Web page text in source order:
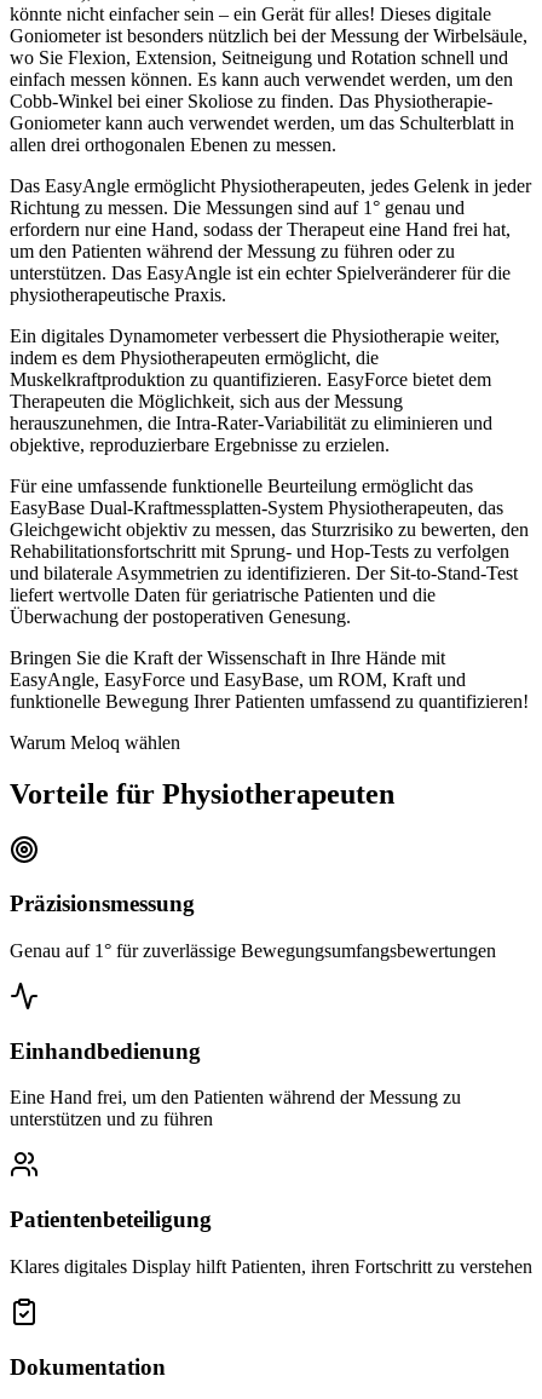
könnte nicht einfacher sein – ein Gerät für alles! Dieses digitale
Goniometer ist besonders nützlich bei der Messung der Wirbelsäule,
wo Sie Flexion, Extension, Seitneigung und Rotation schnell und
einfach messen können. Es kann auch verwendet werden, um den
Cobb-Winkel bei einer Skoliose zu finden. Das Physiotherapie-
Goniometer kann auch verwendet werden, um das Schulterblatt in
allen drei orthogonalen Ebenen zu messen.
Das EasyAngle ermöglicht Physiotherapeuten, jedes Gelenk in jeder
Richtung zu messen. Die Messungen sind auf 1° genau und
erfordern nur eine Hand, sodass der Therapeut eine Hand frei hat,
um den Patienten während der Messung zu führen oder zu
unterstützen. Das EasyAngle ist ein echter Spielveränderer für die
physiotherapeutische Praxis.
Ein digitales Dynamometer verbessert die Physiotherapie weiter,
indem es dem Physiotherapeuten ermöglicht, die
Muskelkraftproduktion zu quantifizieren. EasyForce bietet dem
Therapeuten die Möglichkeit, sich aus der Messung
herauszunehmen, die Intra-Rater-Variabilität zu eliminieren und
objektive, reproduzierbare Ergebnisse zu erzielen.
Für eine umfassende funktionelle Beurteilung ermöglicht das
EasyBase Dual-Kraftmessplatten-System Physiotherapeuten, das
Gleichgewicht objektiv zu messen, das Sturzrisiko zu bewerten, den
Rehabilitationsfortschritt mit Sprung- und Hop-Tests zu verfolgen
und bilaterale Asymmetrien zu identifizieren. Der Sit-to-Stand-Test
liefert wertvolle Daten für geriatrische Patienten und die
Überwachung der postoperativen Genesung.
Bringen Sie die Kraft der Wissenschaft in Ihre Hände mit
EasyAngle, EasyForce und EasyBase, um ROM, Kraft und
funktionelle Bewegung Ihrer Patienten umfassend zu quantifizieren!
Warum Meloq wählen
Vorteile für Physiotherapeuten
Präzisionsmessung
Genau auf 1° für zuverlässige Bewegungsumfangsbewertungen
Einhandbedienung
Eine Hand frei, um den Patienten während der Messung zu
unterstützen und zu führen
Patientenbeteiligung
Klares digitales Display hilft Patienten, ihren Fortschritt zu verstehen
Dokumentation